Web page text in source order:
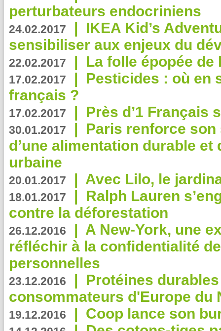
perturbateurs endocriniens
24.02.2017 | IKEA Kid’s
sensibiliser aux enjeux du
22.02.2017 | La folle épopée de
17.02.2017 | Pesticides : où en
français ?
17.02.2017 | Près d’1 Français
30.01.2017 | Paris renforce
d’une alimentation durable et
urbaine
20.01.2017 | Avec Lilo, le
18.01.2017 | Ralph Lauren
contre la déforestation
26.12.2016 | A New-York, une
réfléchir à la confidentialité
personnelles
23.12.2016 | Protéines
consommateurs d'Europe du
19.12.2016 | Coop lance son